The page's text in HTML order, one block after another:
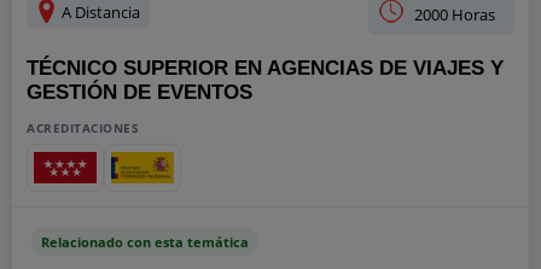
A Distancia 2000 Horas
TÉCNICO SUPERIOR EN AGENCIAS DE VIAJES Y
GESTIÓN DE EVENTOS
ACREDITACIONES
Relacionado con esta temática